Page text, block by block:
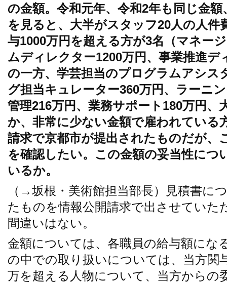
の金額。令和元年、令和2年も同じ金
を見ると、大半がスタッフ20人の人件
与1000万円を超える方が3名（マネー
ムディレクター1200万円、事業推進デ
の一方、学芸担当のプログラムアシス
グ担当キュレーター360万円、ラーニ
管理216万円、業務サポート180万円、
か、非常に少ない金額で雇われている
請求で京都市が提出されたものだが、
を確認したい。この金額の妥当性につ
いるか。
（→坂根・美術館担当部長）見積書に
たものを情報公開請求で出させていた
間違いはない。
金額については、各職員の給与額にな
の中での取り扱いについては、当方関
万を超える人物について、当方からの